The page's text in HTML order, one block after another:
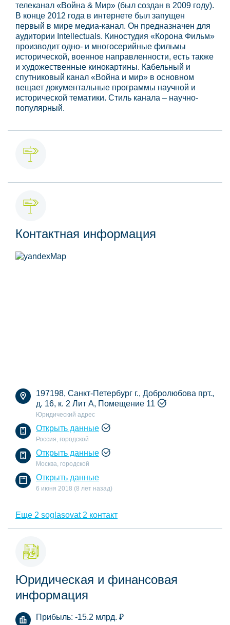
телеканал «Война & Мир» (был создан в 2009 году).
В конце 2012 года в интернете был запущен
первый в мире медиа-канал. Он предназначен для
аудитории Intellectuals. Киностудия «Корона Фильм»
производит одно- и многосерийные фильмы
исторической, военное направленности, есть также
и художественные кинокартины. Кабельный и
спутниковый канал «Война и мир» в основном
вещает документальные программы научной и
исторической тематики. Стиль канала – научно-
популярный.
Контактная информация
197198, Санкт-Петербург г., Добролюбова прт.,
д. 16, к. 2 Лит А, Помещение 11
Юридический адрес
Открыть данные
Россия, городской
Открыть данные
Москва, городской
Открыть данные
6 июня 2018 (8 лет назад)
Еще 2 soglasovat 2 контакт
Юридическая и финансовая
информация
Прибыль: -15.2 млрд. ₽